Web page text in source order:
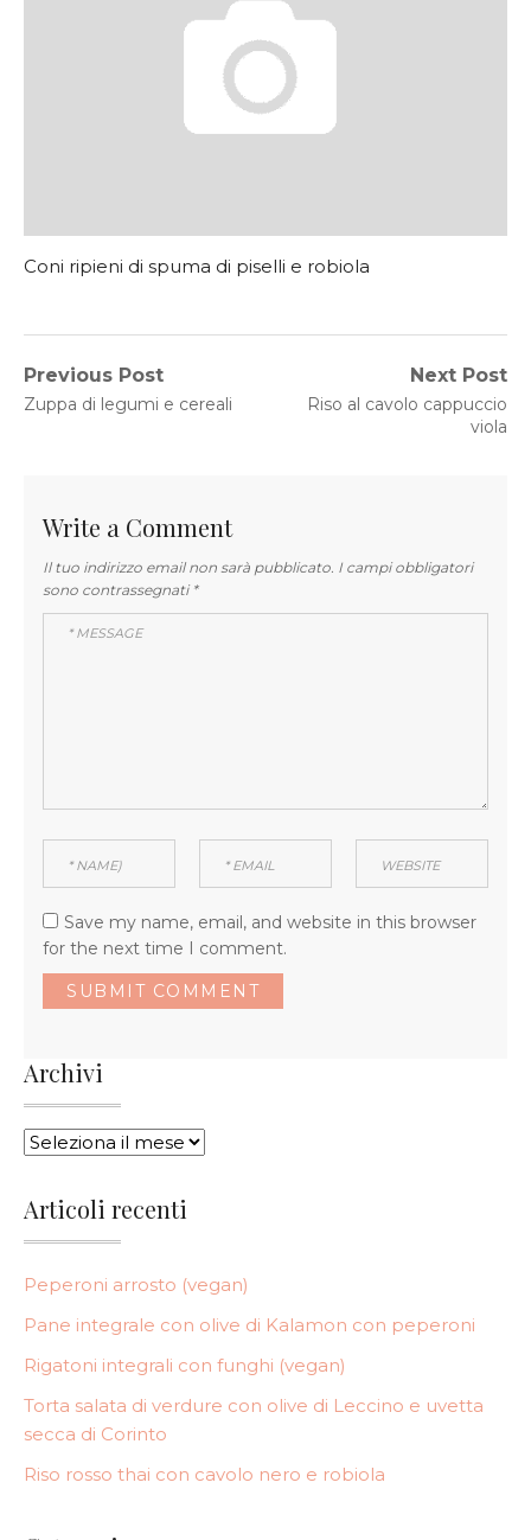
Coni ripieni di spuma di piselli e robiola
Navigazione
articoli
Previous Post
Previous
Zuppa di legumi e cereali
Next Post
Next
Riso al cavolo cappuccio
viola
Write a Comment
Il tuo indirizzo email non sarà pubblicato. I campi obbligatori
sono contrassegnati *
Save my name, email, and website in this browser
for the next time I comment.
Archivi
ARCHIVI
Articoli recenti
Peperoni arrosto (vegan)
Pane integrale con olive di Kalamon con peperoni
Rigatoni integrali con funghi (vegan)
Torta salata di verdure con olive di Leccino e uvetta
secca di Corinto
Riso rosso thai con cavolo nero e robiola